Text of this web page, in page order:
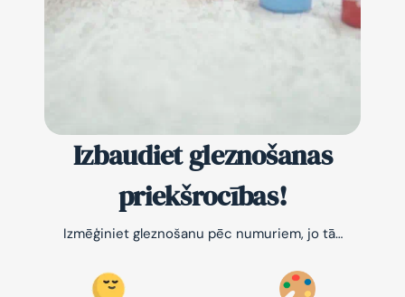
Izbaudiet gleznošanas
priekšrocības!
Izmēģiniet gleznošanu pēc numuriem, jo tā…